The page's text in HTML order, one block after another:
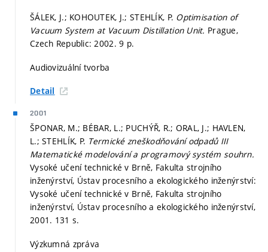
ŠÁLEK, J.; KOHOUTEK, J.; STEHLÍK, P. Optimisation of
Vacuum System at Vacuum Distillation Unit. Prague,
Czech Republic: 2002. 9 p.
Audiovizuální tvorba
Detail
2001
ŠPONAR, M.; BÉBAR, L.; PUCHÝŘ, R.; ORAL, J.; HAVLEN,
L.; STEHLÍK, P. Termické zneškodňování odpadů III
Matematické modelování a programový systém souhrn.
Vysoké učení technické v Brně, Fakulta strojního
inženýrství, Ústav procesního a ekologického inženýrství:
Vysoké učení technické v Brně, Fakulta strojního
inženýrství, Ústav procesního a ekologického inženýrství,
2001. 131 s.
Výzkumná zpráva